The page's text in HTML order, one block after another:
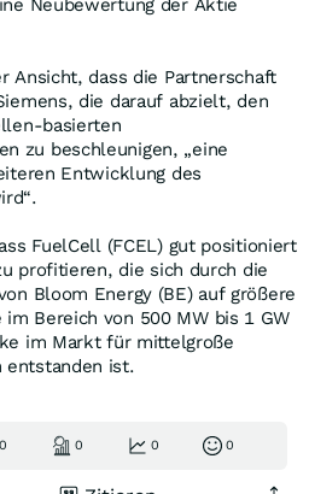
Neubewertung der Aktie
Ansicht, dass die Partnerschaft
die darauf abzielt, den
basierten
zu beschleunigen, „eine
Entwicklung des
FuelCell (FCEL) gut positioniert
profitieren, die sich durch die
Bloom Energy (BE) auf größere
Bereich von 500 MW bis 1 GW
im Markt für mittelgroße
entstanden ist.
0 0 0 0